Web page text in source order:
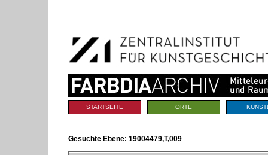
Navigation
Sektionen
STARTSEITE ORTE
Gesuchte Ebene: 19004479,T,009